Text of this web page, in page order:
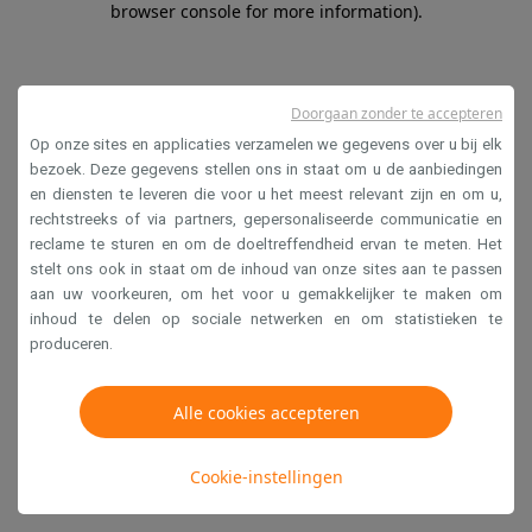
browser console for more information).
Op onze sites en applicaties verzamelen we gegevens over u bij elk
bezoek. Deze gegevens stellen ons in staat om u de aanbiedingen
en diensten te leveren die voor u het meest relevant zijn en om u,
rechtstreeks of via partners, gepersonaliseerde communicatie en
reclame te sturen en om de doeltreffendheid ervan te meten. Het
stelt ons ook in staat om de inhoud van onze sites aan te passen
aan uw voorkeuren, om het voor u gemakkelijker te maken om
inhoud te delen op sociale netwerken en om statistieken te
produceren.
Alle cookies accepteren
Cookie-instellingen
Doorgaan zonder te accepteren